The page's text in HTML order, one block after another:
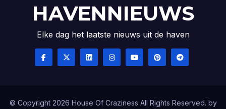
HAVENNIEUWS
Elke dag het laatste nieuws uit de haven
© Copyright 2026 House Of Craziness All Rights Reserved. by